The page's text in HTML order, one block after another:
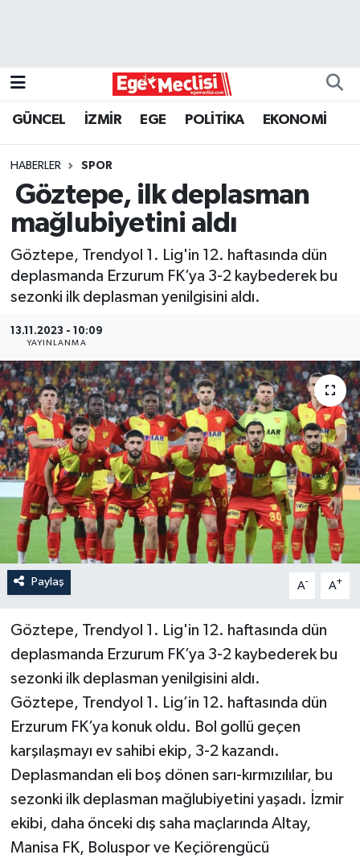
GÜNCEL İZMİR EGE POLİTİKA EKONOMİ
HABERLER SPOR
Göztepe, ilk deplasman
mağlubiyetini aldı
Göztepe, Trendyol 1. Lig'in 12. haftasında dün
deplasmanda Erzurum FK’ya 3-2 kaybederek bu
sezonki ilk deplasman yenilgisini aldı.
13.11.2023 - 10:09
YAYINLANMA
Paylaş A- A+
Göztepe, Trendyol 1. Lig'in 12. haftasında dün
deplasmanda Erzurum FK’ya 3-2 kaybederek bu
sezonki ilk deplasman yenilgisini aldı.
Göztepe, Trendyol 1. Lig’in 12. haftasında dün
Erzurum FK’ya konuk oldu. Bol gollü geçen
karşılaşmayı ev sahibi ekip, 3-2 kazandı.
Deplasmandan eli boş dönen sarı-kırmızılılar, bu
sezonki ilk deplasman mağlubiyetini yaşadı. İzmir
ekibi, daha önceki dış saha maçlarında Altay,
Manisa FK, Boluspor ve Keçiörengücü
GÜNCEL
İZMİR
ÖZEL HABER
POLİTİKA
Programlar
SPOR
YAŞAM